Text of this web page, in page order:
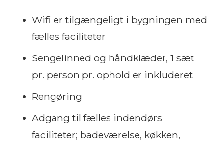
Wifi er tilgængeligt i bygningen med
fælles faciliteter
Sengelinned og håndklæder, 1 sæt
pr. person pr. ophold er inkluderet
Rengøring
Adgang til fælles indendørs
faciliteter; badeværelse, køkken,